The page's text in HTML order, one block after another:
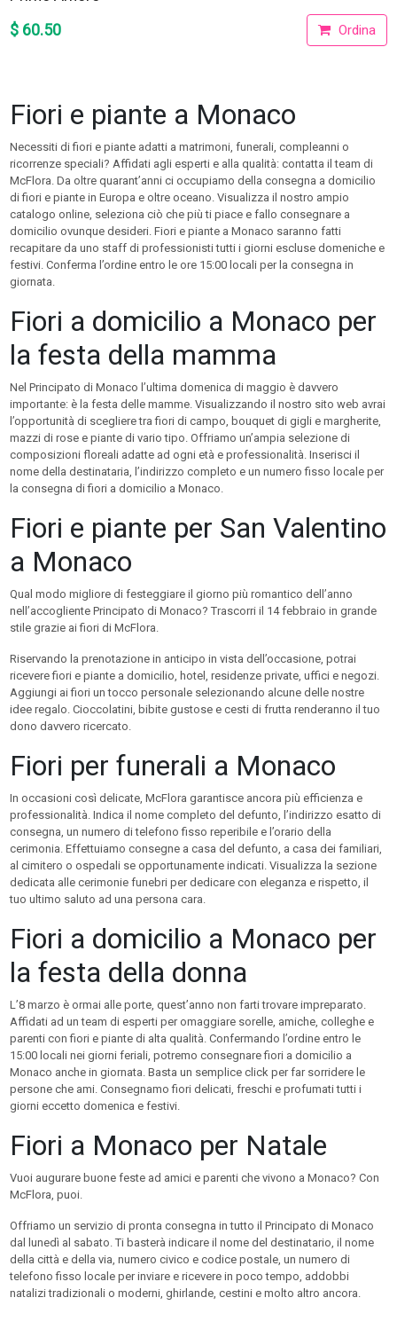
$ 60.50
Ordina
Fiori e piante a Monaco
Necessiti di fiori e piante adatti a matrimoni, funerali, compleanni o
ricorrenze speciali? Affidati agli esperti e alla qualità: contatta il team di
McFlora. Da oltre quarant’anni ci occupiamo della consegna a domicilio
di fiori e piante in Europa e oltre oceano. Visualizza il nostro ampio
catalogo online, seleziona ciò che più ti piace e fallo consegnare a
domicilio ovunque desideri. Fiori e piante a Monaco saranno fatti
recapitare da uno staff di professionisti tutti i giorni escluse domeniche e
festivi. Conferma l’ordine entro le ore 15:00 locali per la consegna in
giornata.
Fiori a domicilio a Monaco per
la festa della mamma
Nel Principato di Monaco l’ultima domenica di maggio è davvero
importante: è la festa delle mamme. Visualizzando il nostro sito web avrai
l’opportunità di scegliere tra fiori di campo, bouquet di gigli e margherite,
mazzi di rose e piante di vario tipo. Offriamo un’ampia selezione di
composizioni floreali adatte ad ogni età e professionalità. Inserisci il
nome della destinataria, l’indirizzo completo e un numero fisso locale per
la consegna di fiori a domicilio a Monaco.
Fiori e piante per San Valentino
a Monaco
Qual modo migliore di festeggiare il giorno più romantico dell’anno
nell’accogliente Principato di Monaco? Trascorri il 14 febbraio in grande
stile grazie ai fiori di McFlora.
Riservando la prenotazione in anticipo in vista dell’occasione, potrai
ricevere fiori e piante a domicilio, hotel, residenze private, uffici e negozi.
Aggiungi ai fiori un tocco personale selezionando alcune delle nostre
idee regalo. Cioccolatini, bibite gustose e cesti di frutta renderanno il tuo
dono davvero ricercato.
Fiori per funerali a Monaco
In occasioni così delicate, McFlora garantisce ancora più efficienza e
professionalità. Indica il nome completo del defunto, l’indirizzo esatto di
consegna, un numero di telefono fisso reperibile e l’orario della
cerimonia. Effettuiamo consegne a casa del defunto, a casa dei familiari,
al cimitero o ospedali se opportunamente indicati. Visualizza la sezione
dedicata alle cerimonie funebri per dedicare con eleganza e rispetto, il
tuo ultimo saluto ad una persona cara.
Fiori a domicilio a Monaco per
la festa della donna
L’8 marzo è ormai alle porte, quest’anno non farti trovare impreparato.
Affidati ad un team di esperti per omaggiare sorelle, amiche, colleghe e
parenti con fiori e piante di alta qualità. Confermando l’ordine entro le
15:00 locali nei giorni feriali, potremo consegnare fiori a domicilio a
Monaco anche in giornata. Basta un semplice click per far sorridere le
persone che ami. Consegnamo fiori delicati, freschi e profumati tutti i
giorni eccetto domenica e festivi.
Fiori a Monaco per Natale
Vuoi augurare buone feste ad amici e parenti che vivono a Monaco? Con
McFlora, puoi.
Offriamo un servizio di pronta consegna in tutto il Principato di Monaco
dal lunedì al sabato. Ti basterà indicare il nome del destinatario, il nome
della città e della via, numero civico e codice postale, un numero di
telefono fisso locale per inviare e ricevere in poco tempo, addobbi
natalizi tradizionali o moderni, ghirlande, cestini e molto altro ancora.